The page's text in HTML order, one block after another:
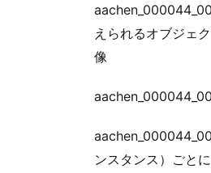
えられるオブジェ
像
ンスタンス）ごと